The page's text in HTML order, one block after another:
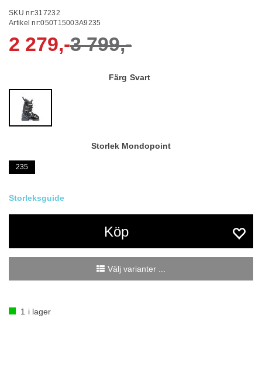
SKU nr:317232
Artikel nr:050T15003A9235
2 279,-3 799,-
Färg Svart
Storlek Mondopoint
235
Köp
Välj varianter ...
1 i lager